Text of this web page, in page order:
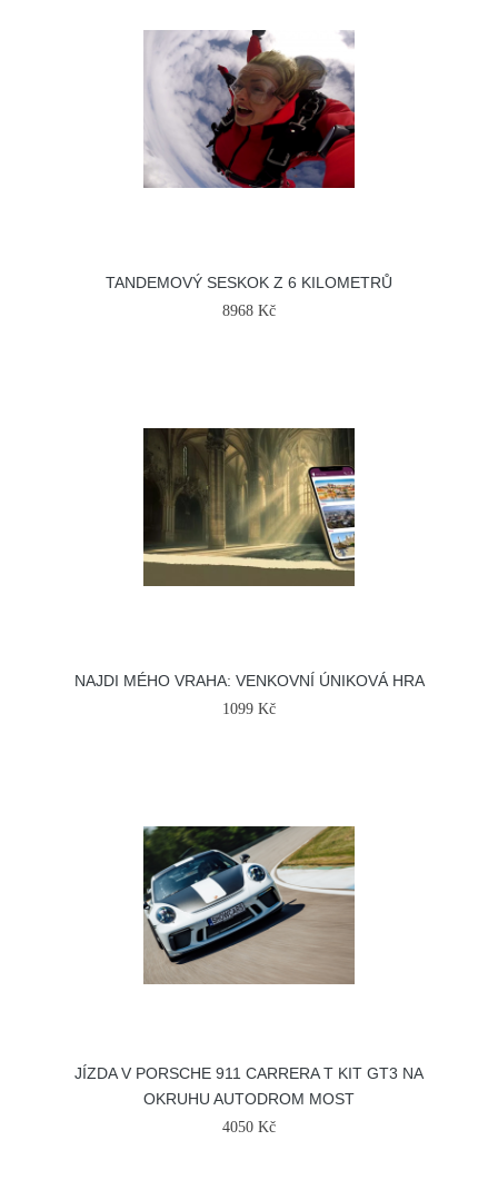
TANDEMOVÝ SESKOK Z 6 KILOMETRŮ
8968 Kč
NAJDI MÉHO VRAHA: VENKOVNÍ ÚNIKOVÁ HRA
1099 Kč
JÍZDA V PORSCHE 911 CARRERA T KIT GT3 NA
OKRUHU AUTODROM MOST
4050 Kč